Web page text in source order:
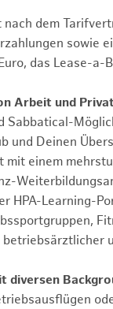
nach dem
sowie
das Lease-a-
Arbeit und
Sabbatical-
und Deinen
mit einem
HPA-Learning-
diversen